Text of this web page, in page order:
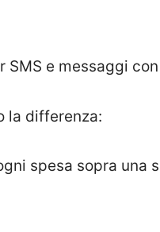
SMS e messaggi
la differenza:
spesa sopra una